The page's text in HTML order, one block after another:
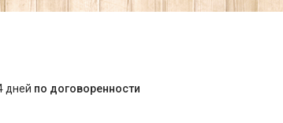
дней по договоренности